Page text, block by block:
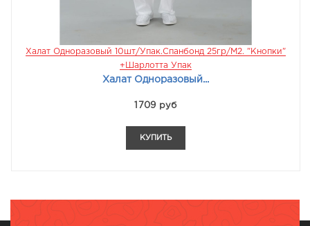
Халат Одноразовый 10шт/упак.Спанбонд 25гр/м2. "кнопки"
+Шарлотта Упак
Халат Одноразовый...
1709 руб
КУПИТЬ